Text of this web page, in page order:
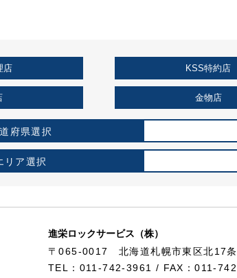
様採用事例
店 KSS特約店
金物店
府県選択
リア選択
進栄ロックサービス（株）
〒065-0017 北海道札幌市東区北17
TEL：011-742-3961 / FAX：011-